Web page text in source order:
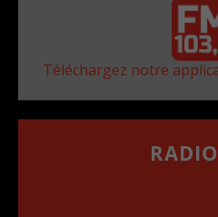
Téléchargez notre